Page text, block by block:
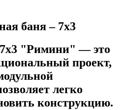
баня – 7х3
"Римини" — это
проект,
легко
конструкцию.